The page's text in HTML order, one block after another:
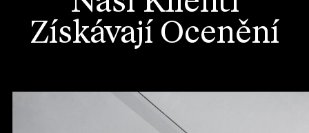
Získávají Ocenění